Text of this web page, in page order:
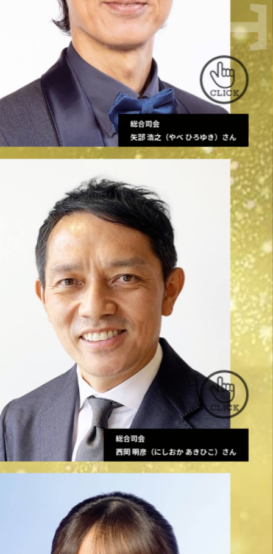
総合司会
矢部 浩之（やべ ひろゆき）さん
総合司会
西岡 明彦（にしおか あきひこ）さん